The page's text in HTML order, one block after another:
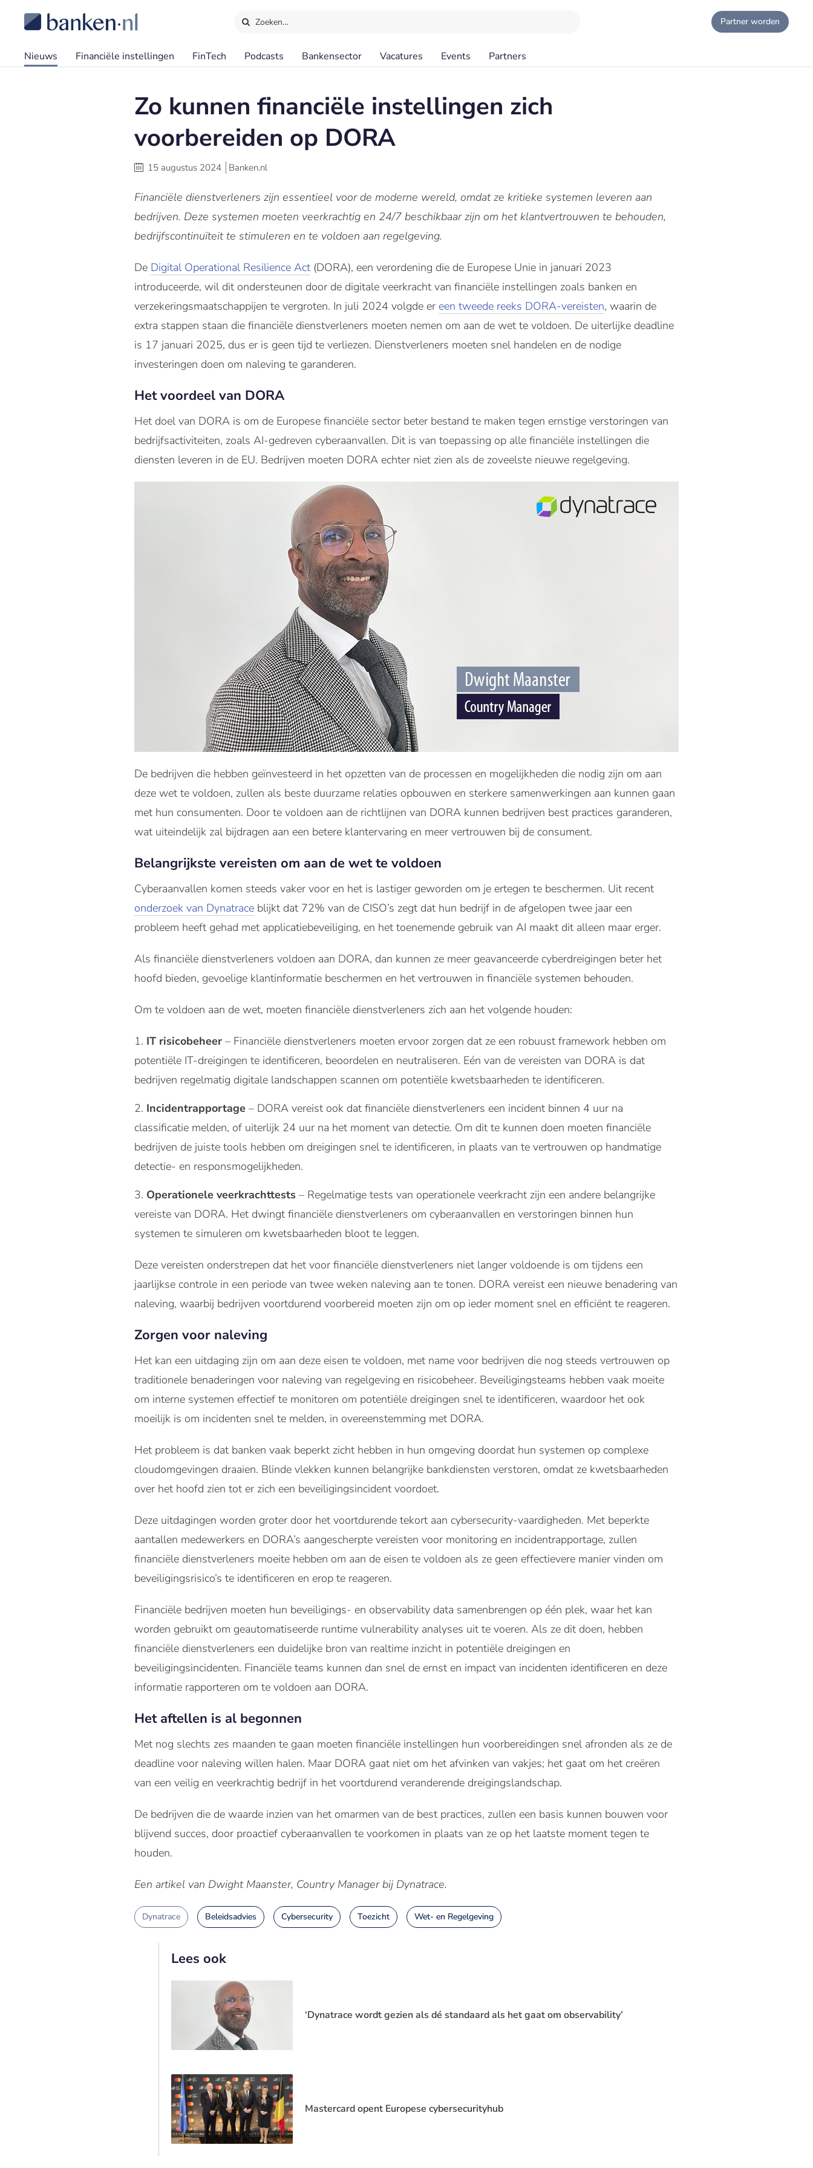
Zoeken… Partner worden
Nieuws Financiële instellingen FinTech Podcasts Bankensector Vacatures Events Partners
Zo kunnen financiële instellingen zich
voorbereiden op DORA
15 augustus 2024 Banken.nl
Financiële dienstverleners zijn essentieel voor de moderne wereld, omdat ze kritieke systemen leveren aan
bedrijven. Deze systemen moeten veerkrachtig en 24/7 beschikbaar zijn om het klantvertrouwen te behouden,
bedrijfscontinuïteit te stimuleren en te voldoen aan regelgeving.
De Digital Operational Resilience Act (DORA), een verordening die de Europese Unie in januari 2023
introduceerde, wil dit ondersteunen door de digitale veerkracht van financiële instellingen zoals banken en
verzekeringsmaatschappijen te vergroten. In juli 2024 volgde er een tweede reeks DORA-vereisten, waarin de
extra stappen staan die financiële dienstverleners moeten nemen om aan de wet te voldoen. De uiterlijke deadline
is 17 januari 2025, dus er is geen tijd te verliezen. Dienstverleners moeten snel handelen en de nodige
investeringen doen om naleving te garanderen.
Het voordeel van DORA
Het doel van DORA is om de Europese financiële sector beter bestand te maken tegen ernstige verstoringen van
bedrijfsactiviteiten, zoals AI-gedreven cyberaanvallen. Dit is van toepassing op alle financiële instellingen die
diensten leveren in de EU. Bedrijven moeten DORA echter niet zien als de zoveelste nieuwe regelgeving.
De bedrijven die hebben geïnvesteerd in het opzetten van de processen en mogelijkheden die nodig zijn om aan
deze wet te voldoen, zullen als beste duurzame relaties opbouwen en sterkere samenwerkingen aan kunnen gaan
met hun consumenten. Door te voldoen aan de richtlijnen van DORA kunnen bedrijven best practices garanderen,
wat uiteindelijk zal bijdragen aan een betere klantervaring en meer vertrouwen bij de consument.
Belangrijkste vereisten om aan de wet te voldoen
Cyberaanvallen komen steeds vaker voor en het is lastiger geworden om je ertegen te beschermen. Uit recent
onderzoek van Dynatrace blijkt dat 72% van de CISO’s zegt dat hun bedrijf in de afgelopen twee jaar een
probleem heeft gehad met applicatiebeveiliging, en het toenemende gebruik van AI maakt dit alleen maar erger.
Als financiële dienstverleners voldoen aan DORA, dan kunnen ze meer geavanceerde cyberdreigingen beter het
hoofd bieden, gevoelige klantinformatie beschermen en het vertrouwen in financiële systemen behouden.
Om te voldoen aan de wet, moeten financiële dienstverleners zich aan het volgende houden:
IT risicobeheer – Financiële dienstverleners moeten ervoor zorgen dat ze een robuust framework hebben om
potentiële IT-dreigingen te identificeren, beoordelen en neutraliseren. Eén van de vereisten van DORA is dat
bedrijven regelmatig digitale landschappen scannen om potentiële kwetsbaarheden te identificeren.
Incidentrapportage – DORA vereist ook dat financiële dienstverleners een incident binnen 4 uur na
classificatie melden, of uiterlijk 24 uur na het moment van detectie. Om dit te kunnen doen moeten financiële
bedrijven de juiste tools hebben om dreigingen snel te identificeren, in plaats van te vertrouwen op handmatige
detectie- en responsmogelijkheden.
Operationele veerkrachttests – Regelmatige tests van operationele veerkracht zijn een andere belangrijke
vereiste van DORA. Het dwingt financiële dienstverleners om cyberaanvallen en verstoringen binnen hun
systemen te simuleren om kwetsbaarheden bloot te leggen.
Deze vereisten onderstrepen dat het voor financiële dienstverleners niet langer voldoende is om tijdens een
jaarlijkse controle in een periode van twee weken naleving aan te tonen. DORA vereist een nieuwe benadering van
naleving, waarbij bedrijven voortdurend voorbereid moeten zijn om op ieder moment snel en efficiënt te reageren.
Zorgen voor naleving
Het kan een uitdaging zijn om aan deze eisen te voldoen, met name voor bedrijven die nog steeds vertrouwen op
traditionele benaderingen voor naleving van regelgeving en risicobeheer. Beveiligingsteams hebben vaak moeite
om interne systemen effectief te monitoren om potentiële dreigingen snel te identificeren, waardoor het ook
moeilijk is om incidenten snel te melden, in overeenstemming met DORA.
Het probleem is dat banken vaak beperkt zicht hebben in hun omgeving doordat hun systemen op complexe
cloudomgevingen draaien. Blinde vlekken kunnen belangrijke bankdiensten verstoren, omdat ze kwetsbaarheden
over het hoofd zien tot er zich een beveiligingsincident voordoet.
Deze uitdagingen worden groter door het voortdurende tekort aan cybersecurity-vaardigheden. Met beperkte
aantallen medewerkers en DORA’s aangescherpte vereisten voor monitoring en incidentrapportage, zullen
financiële dienstverleners moeite hebben om aan de eisen te voldoen als ze geen effectievere manier vinden om
beveiligingsrisico’s te identificeren en erop te reageren.
Financiële bedrijven moeten hun beveiligings- en observability data samenbrengen op één plek, waar het kan
worden gebruikt om geautomatiseerde runtime vulnerability analyses uit te voeren. Als ze dit doen, hebben
financiële dienstverleners een duidelijke bron van realtime inzicht in potentiële dreigingen en
beveiligingsincidenten. Financiële teams kunnen dan snel de ernst en impact van incidenten identificeren en deze
informatie rapporteren om te voldoen aan DORA.
Het aftellen is al begonnen
Met nog slechts zes maanden te gaan moeten financiële instellingen hun voorbereidingen snel afronden als ze de
deadline voor naleving willen halen. Maar DORA gaat niet om het afvinken van vakjes; het gaat om het creëren
van een veilig en veerkrachtig bedrijf in het voortdurend veranderende dreigingslandschap.
De bedrijven die de waarde inzien van het omarmen van de best practices, zullen een basis kunnen bouwen voor
blijvend succes, door proactief cyberaanvallen te voorkomen in plaats van ze op het laatste moment tegen te
houden.
Een artikel van Dwight Maanster, Country Manager bij Dynatrace.
Dynatrace Beleidsadvies Cybersecurity Toezicht Wet- en Regelgeving
Lees ook
‘Dynatrace wordt gezien als dé standaard als het gaat om observability’
Mastercard opent Europese cybersecurityhub